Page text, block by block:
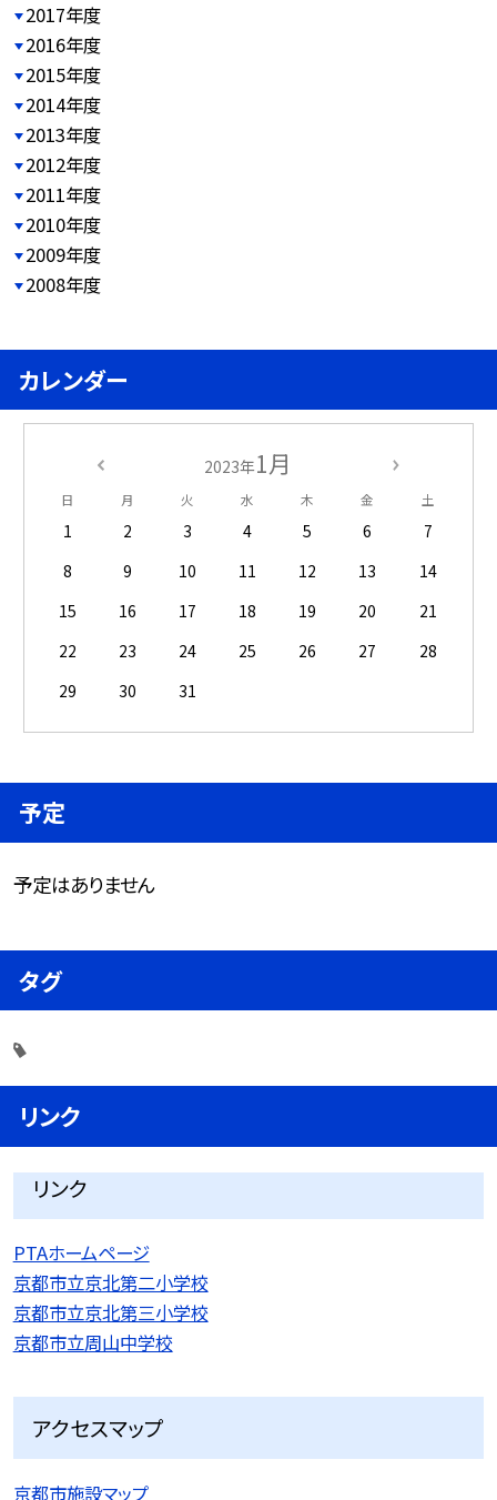
2017年度
2016年度
2015年度
2014年度
2013年度
2012年度
2011年度
2010年度
2009年度
2008年度
カレンダー
2023年1月
日 月 火 水 木 金 土
1 2 3 4 5 6
7
8
9 10 11 12 13
14
15
16 17 18 19 20
21
22
23 24 25 26 27
28
29
30 31
予定
予定はありません
タグ
リンク
リンク
PTAホームページ
京都市立京北第二小学校
京都市立京北第三小学校
京都市立周山中学校
アクセスマップ
京都市施設マップ